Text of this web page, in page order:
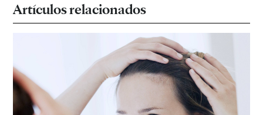
Artículos relacionados